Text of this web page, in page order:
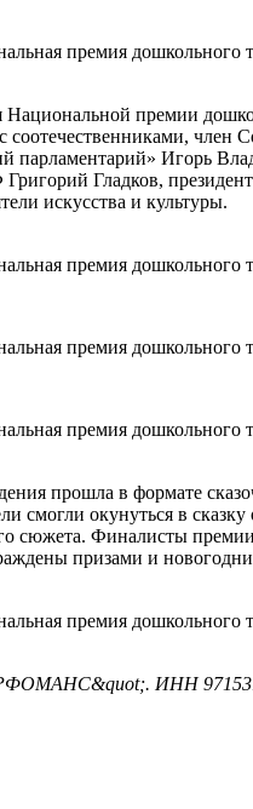
премии
с соотечественниками,
парламентарий» Игорь
Гладков,
искусства и культуры.
прошла в формате
смогли окунуться в
сюжета. Финалисты
призами и
ИНН